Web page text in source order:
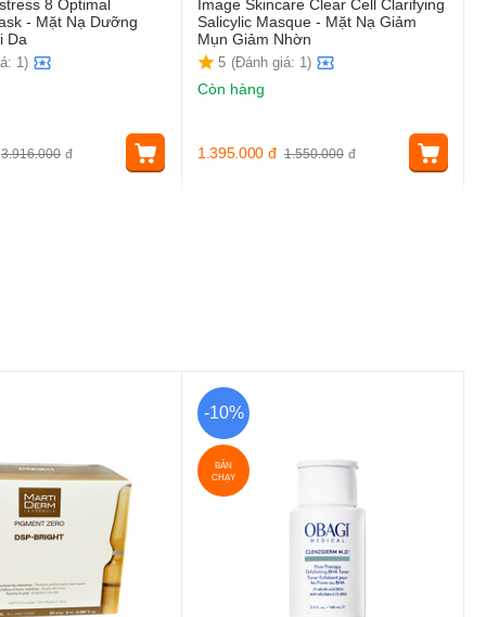
8 Optimal
- Mặt Nạ Dưỡng
Da
1)
3.916.000 đ
Image Skincare Clear Cell Clarifying
Salicylic Masque - Mặt Nạ Giảm
Mụn Giảm Nhờn
5 (Đánh giá: 1)
Còn hàng
1.550.000 đ
1.395.000 đ
-10%
BÁN
CHẠY